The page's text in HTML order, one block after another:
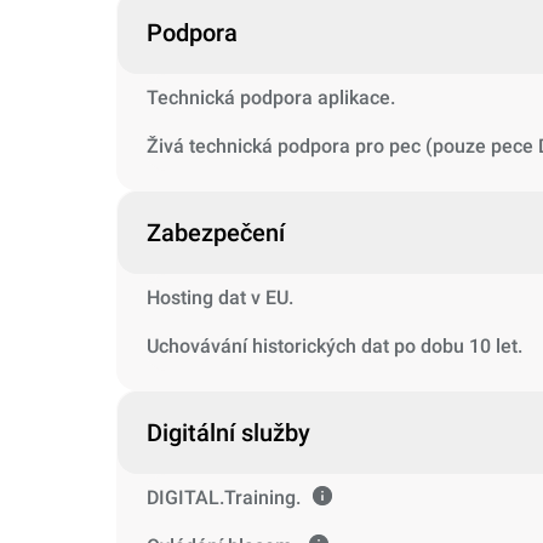
Podpora
Technická podpora aplikace.
Živá technická podpora pro pec (pouze pece
Zabezpečení
Hosting dat v EU.
Uchovávání historických dat po dobu 10 let.
Digitální služby
DIGITAL.Training.